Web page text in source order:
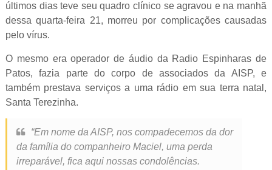
últimos dias teve seu quadro clínico se agravou e na manhã
dessa quarta-feira 21, morreu por complicações causadas
pelo vírus.
O mesmo era operador de áudio da Radio Espinharas de
Patos, fazia parte do corpo de associados da AISP, e
também prestava serviços a uma rádio em sua terra natal,
Santa Terezinha.
“Em nome da AISP, nos compadecemos da dor
da família do companheiro Maciel, uma perda
irreparável, fica aqui nossas condolências.